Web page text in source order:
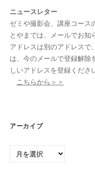
ニュースレター
ゼミや撮影会、講座コー
とやまでは、メールでお知
アドレスは別のアドレスで
は、今のメールで登録解除
しいアドレスを登録くださ
こちらから＞＞
アーカイブ
ア